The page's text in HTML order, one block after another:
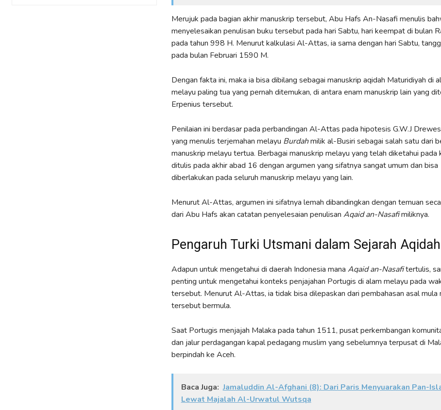
Merujuk pada bagian akhir manuskrip tersebut, Abu Hafs An-Nasafi menulis
menyelesaikan penulisan buku tersebut pada hari Sabtu, hari keempat di bulan
pada tahun 998 H. Menurut kalkulasi Al-Attas, ia sama dengan hari Sabtu,
pada bulan Februari 1590 M.
Dengan fakta ini, maka ia bisa dibilang sebagai manuskrip aqidah Maturidiyah di
melayu paling tua yang pernah ditemukan, di antara enam manuskrip lain yang
Erpenius tersebut.
Penilaian ini berdasar pada perbandingan Al-Attas pada hipotesis G.W.J
yang menulis terjemahan melayu Burdahmilik al-Busiri sebagai salah satu dari
manuskrip melayu tertua. Berbagai manuskrip melayu yang telah diketahui pada
ditulis pada akhir abad 16 dengan argumen yang sifatnya sangat umum dan bisa
diberlakukan pada seluruh manuskrip melayu yang lain.
Menurut Al-Attas, argumen ini sifatnya lemah dibandingkan dengan temuan
dari Abu Hafs akan catatan penyelesaian penulisan Aqaid an-Nasafimiliknya.
Pengaruh Turki Utsmani dalam Sejarah Aqidah
Adapun untuk mengetahui di daerah Indonesia mana Aqaid an-Nasafitertulis,
penting untuk mengetahui konteks penjajahan Portugis di alam melayu pada
tersebut. Menurut Al-Attas, ia tidak bisa dilepaskan dari pembahasan asal mula
tersebut bermula.
Saat Portugis menjajah Malaka pada tahun 1511, pusat perkembangan
dan jalur perdagangan kapal pedagang muslim yang sebelumnya terpusat di
berpindah ke Aceh.
Baca Juga: Jamaluddin Al-Afghani (8): Dari Paris Menyuarakan Pan-
Lewat Majalah Al-Urwatul Wutsqa